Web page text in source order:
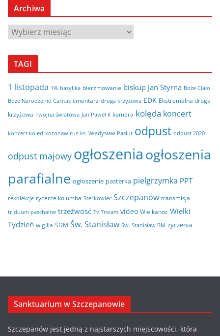
Archiwa
A
c
w
a
TAGI
1 listopada 1% bazylika bierzmowanie biskup Jan Styrna Boże Ciało
Boże Narodzenie Caritas cmentarz droga krzyżowa EDK Ekstremalna droga
krzyżowa I wojna światowa Jan Paweł II kamera kolęda koncert
koncert kolęd koronawirus ks. Władysław Pasiut odpust odpust 2020
odpust majowy ogłoszeniaogłoszenia
parafialne ogłoszenie pasterka pielgrzymka PPT
rekolekcje rycerze kolumba Sterkowiec Szczepanów transmisja
triduum paschalne trzeźwosć Tv Trwam video Wielkanoc Wielki
Tydzień wigilia ŚDM Św. Stanisław Św. Stanisław BM życzenia
Sanktuarium w Szczepanowie
Szczepanów jest jedną z najstarszych miejscowości, która